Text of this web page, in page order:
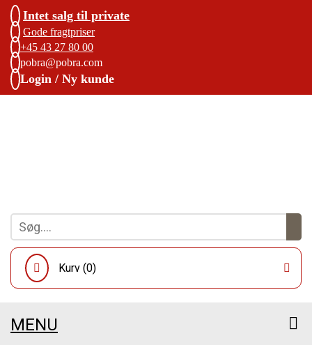
Intet salg til private
Gode fragtpriser
+45 43 27 80 00
pobra@pobra.com
Login / Ny kunde
Kurv (0)
MENU